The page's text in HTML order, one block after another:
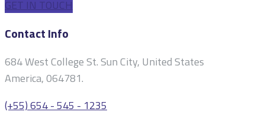
GET IN TOUCH
Contact Info
684 West College St. Sun City, United States
America, 064781.
(+55) 654 - 545 - 1235